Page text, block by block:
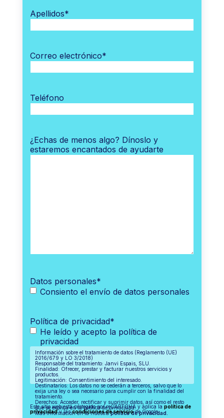
Apellidos*
Correo electrónico*
Teléfono
¿Echas de menos algo? Dínoslo y
estaremos encantados de ayudarte
Datos personales*
Consiento el envío de datos personales
Política de privacidad*
He leído y acepto la política de
privacidad
Información sobre el tratamiento de datos (Reglamento (UE)
2016/679 y LO 3/2018)
Responsable del tratamiento: Janvi Espais, SLU.
Finalidad: Ofrecer, prestar y facturar nuestros servicios y
productos.
Legitimación: Consentimiento del interesado.
Destinatarios: Los datos no se cederán a terceros, salvo que lo
exija una ley o sea necesario para cumplir con la finalidad del
tratamiento.
Derechos: Acceder, rectificar y suprimir datos, así como el resto
que se explica en la política de privacidad.
Más información en la nuestrapolítica de privacidad.
Este sitio web está protegido por reCAPTCHA y aplica la política de
privacidady lascondiciones de serviciode Google.